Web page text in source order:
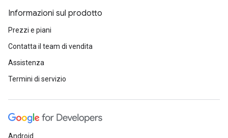
Informazioni sul prodotto
Prezzi e piani
Contatta il team di vendita
Assistenza
Termini di servizio
Android